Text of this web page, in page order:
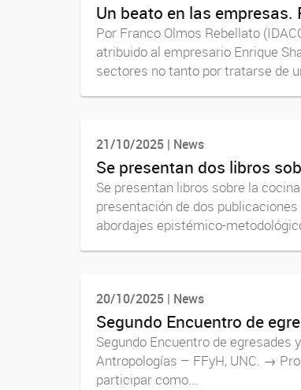
Un beato en las
Por Franco Olmos Rebellato
atribuido al empresario Enrique
sectores no tanto por tratarse de
21/10/2025 | News
Se presentan dos libros
Se presentan libros sobre la
presentación de dos
abordajes epistémico-
20/10/2025 | News
Segundo Encuentro de
Segundo Encuentro de egresades
Antropologías – FFyH, UNC. →
participar como...